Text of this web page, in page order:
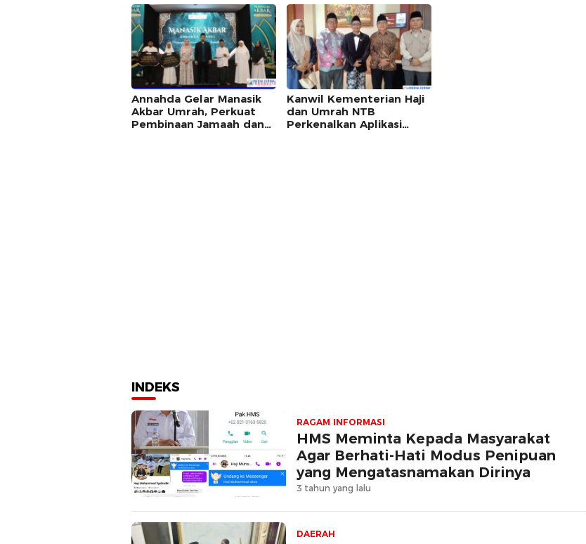
dan Alumni Hadir Merajut
Persatuan
Lombok Utara
Annahda Gelar Manasik
Akbar Umrah, Perkuat
Pembinaan Jamaah dan
Kanwil Kementerian Haji
dan Umrah NTB
Perkenalkan Aplikasi
INDEKS
RAGAM INFORMASI
HMS Meminta Kepada Masyarakat
Agar Berhati-Hati Modus Penipuan
yang Mengatasnamakan Dirinya
3 tahun yang lalu
DAERAH